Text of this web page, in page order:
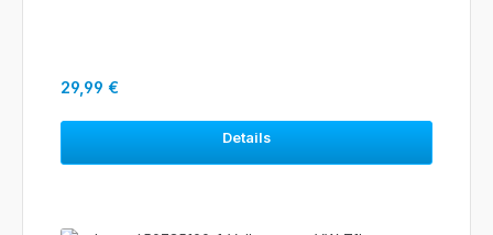
Regulärer Preis:
29,99 €
Details